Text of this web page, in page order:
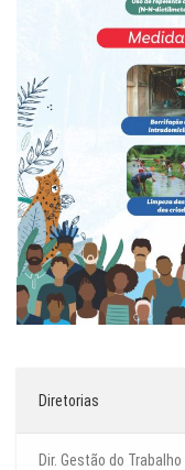
Diretorias
Dir. Gestão do